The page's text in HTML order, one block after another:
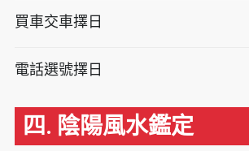
買車交車擇日
電話選號擇日
四. 陰陽風水鑑定